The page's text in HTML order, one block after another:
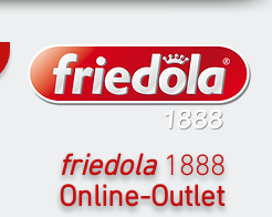
friedola 1888
Online-Outlet